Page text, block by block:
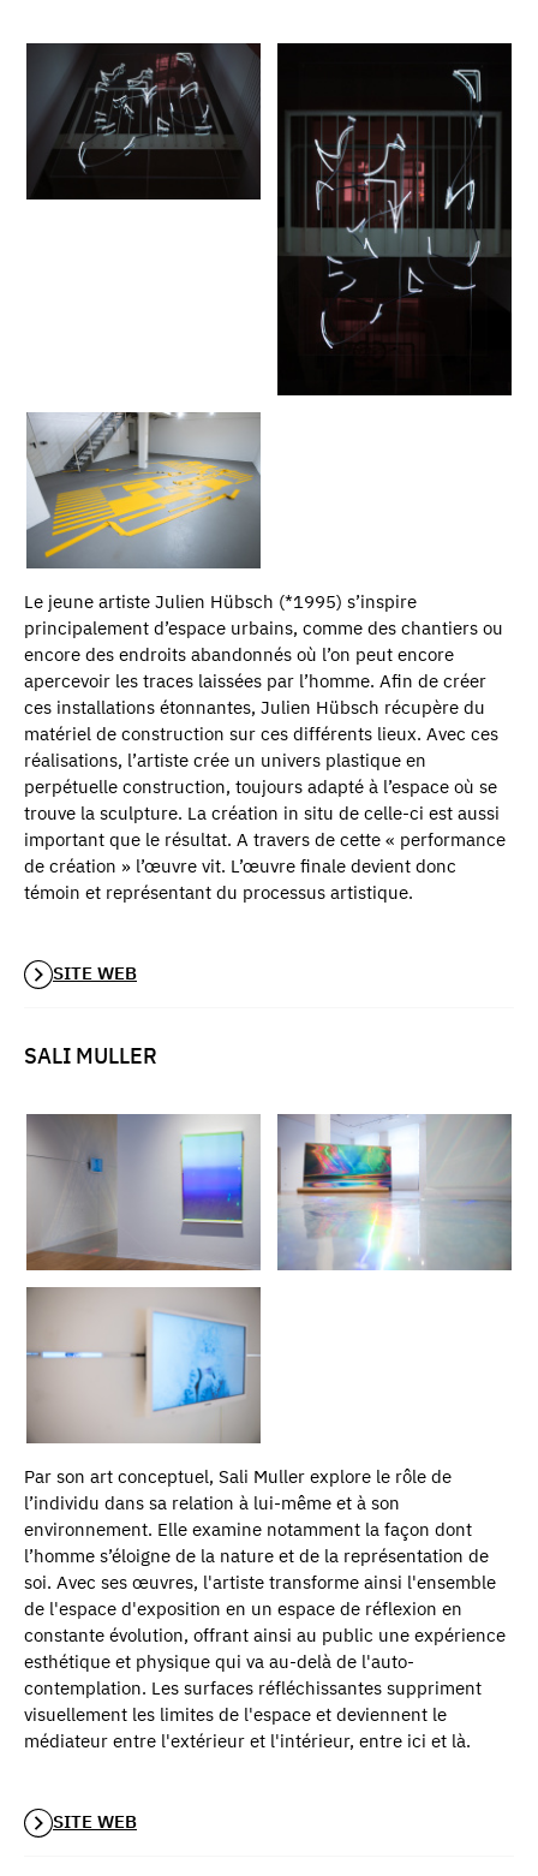
Le jeune artiste Julien Hübsch (*1995) s’inspire
principalement d’espace urbains, comme des chantiers ou
encore des endroits abandonnés où l’on peut encore
apercevoir les traces laissées par l’homme. Afin de créer
ces installations étonnantes, Julien Hübsch récupère du
matériel de construction sur ces différents lieux. Avec ces
réalisations, l’artiste crée un univers plastique en
perpétuelle construction, toujours adapté à l’espace où se
trouve la sculpture. La création in situ de celle-ci est aussi
important que le résultat. A travers de cette « performance
de création » l’œuvre vit. L’œuvre finale devient donc
témoin et représentant du processus artistique.
SITE WEB
SALI MULLER
Par son art conceptuel, Sali Muller explore le rôle de
l’individu dans sa relation à lui-même et à son
environnement. Elle examine notamment la façon dont
l’homme s’éloigne de la nature et de la représentation de
soi. Avec ses œuvres, l'artiste transforme ainsi l'ensemble
de l'espace d'exposition en un espace de réflexion en
constante évolution, offrant ainsi au public une expérience
esthétique et physique qui va au-delà de l'auto-
contemplation. Les surfaces réfléchissantes suppriment
visuellement les limites de l'espace et deviennent le
médiateur entre l'extérieur et l'intérieur, entre ici et là.
SITE WEB